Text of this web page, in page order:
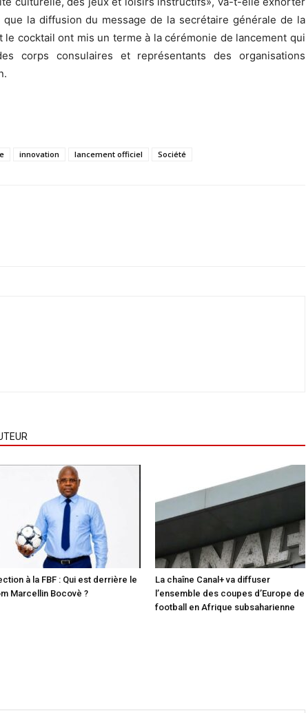
la diffusion du message de la secrétaire générale de la
cocktail ont mis un terme à la cérémonie de lancement qui
corps consulaires et représentants des organisations
innovation lancement officiel Société
à la FBF : Qui est derrière le
Marcellin Bocovè ?
La chaîne Canal+ va diffuser
l’ensemble des coupes d’Europe de
football en Afrique subsaharienne